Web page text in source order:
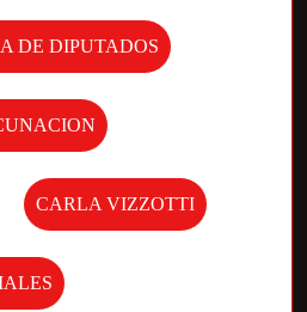
DE DIPUTADOS
CARLA VIZZOTTI